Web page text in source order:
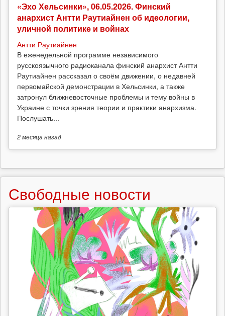
«Эхо Хельсинки», 06.05.2026. Финский
анархист Антти Раутиайнен об идеологии,
уличной политике и войнах
Антти Раутиайнен
В еженедельной программе независимого
русскоязычного радиоканала финский анархист Антти
Раутиайнен рассказал о своём движении, о недавней
первомайской демонстрации в Хельсинки, а также
затронул ближневосточные проблемы и тему войны в
Украине с точки зрения теории и практики анархизма.
Послушать...
2 месяцаназад
Свободные новости